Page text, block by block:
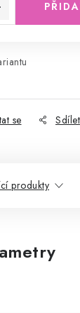
se Sdílet
produkty